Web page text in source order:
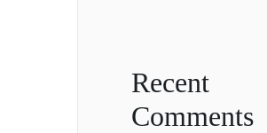
Recent
Comments